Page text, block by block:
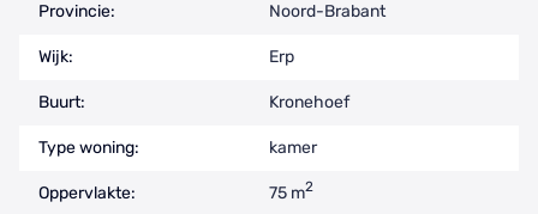
Provincie: Noord-Brabant
Wijk: Erp
Buurt: Kronehoef
Type woning: kamer
Oppervlakte: 75 m2